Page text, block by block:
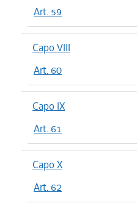
Art. 59
Capo VIII
Art. 60
Capo IX
Art. 61
Capo X
Art. 62